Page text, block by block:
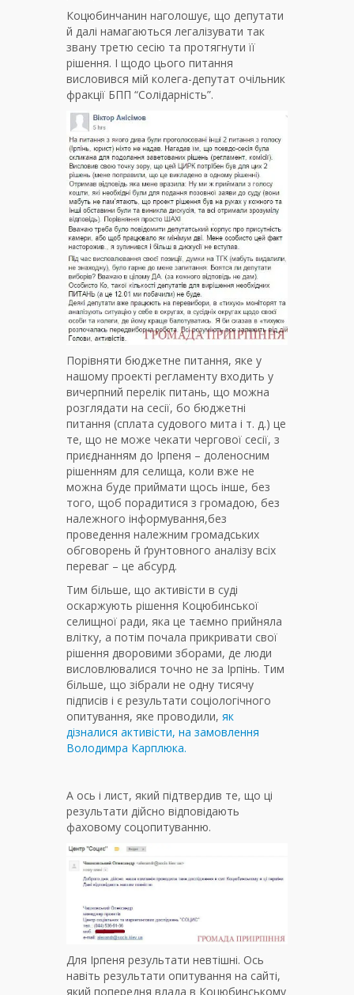
Коцюбинчанин наголошує, що депутати
й далі намагаються легалізувати так
звану третю сесію та протягнути її
рішення. І щодо цього питання
висловився мій колега-депутат очільник
фракції БПП “Солідарність”.
Порівняти бюджетне питання, яке у
нашому проекті регламенту входить у
вичерпний перелік питань, що можна
розглядати на сесії, бо бюджетні
питання (сплата судового мита і т. д.) це
те, що не може чекати чергової сесії, з
приєднанням до Ірпеня – доленосним
рішенням для селища, коли вже не
можна буде приймати щось інше, без
того, щоб порадитися з громадою, без
належного інформування,без
проведення належним громадських
обговорень й ґрунтовного аналізу всіх
переваг – це абсурд.
Тим більше, що активісти в суді
оскаржують рішення Коцюбинської
селищної ради, яка це таємно прийняла
влітку, а потім почала прикривати свої
рішення дворовими зборами, де люди
висловлювалися точно не за Ірпінь. Тим
більше, що зібрали не одну тисячу
підписів і є результати соціологічного
опитування, яке проводили, як
дізналися активісти, на замовлення
Володимра Карплюка.
А ось і лист, який підтвердив те, що ці
результати дійсно відповідають
фаховому соцопитуванню.
Для Ірпеня результати невтішні. Ось
навіть результати опитування на сайті,
який попередня влада в Коцюбинському